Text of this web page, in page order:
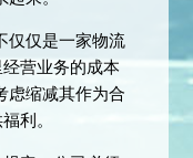
仅仅是一家物流
营业务的成本
虑缩减其作为合
利。